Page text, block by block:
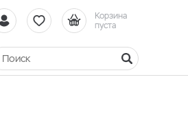
Корзина
пуста